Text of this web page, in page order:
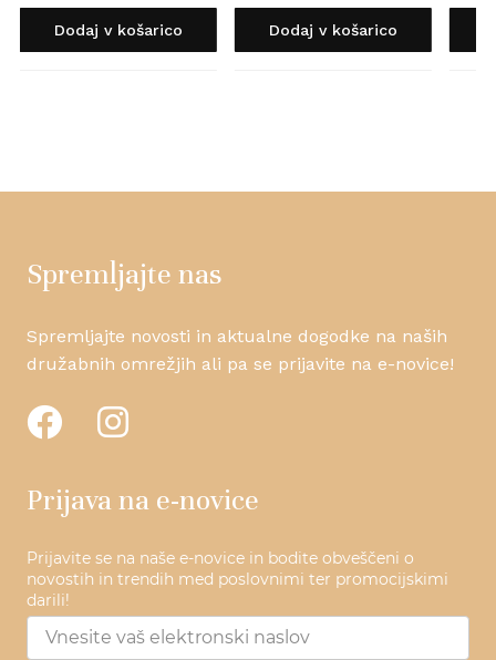
Dodaj v košarico Dodaj v košarico
Spremljajte nas
Spremljajte novosti in aktualne dogodke na naših
družabnih omrežjih ali pa se prijavite na e-novice!
Prijava na e-novice
Prijavite se na naše e-novice in bodite obveščeni o
novostih in trendih med poslovnimi ter promocijskimi
darili!